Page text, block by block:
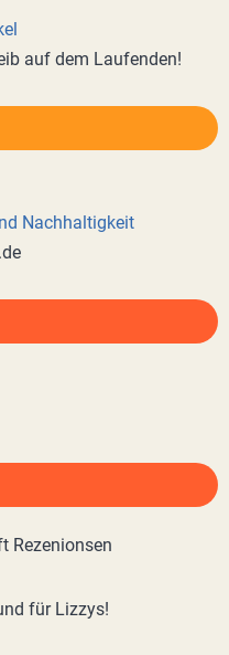
auf dem Laufenden!
Nachhaltigkeit
für Lizzys!